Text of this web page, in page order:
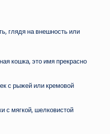
глядя на внешность или
кошка, это имя прекрасно
с рыжей или кремовой
с мягкой, шелковистой